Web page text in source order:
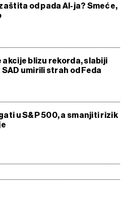
od pada AI-ja? Smeće,
akcije blizu rekorda, slabiji
umirili strah od Feda
u S&P 500, a smanjiti rizik